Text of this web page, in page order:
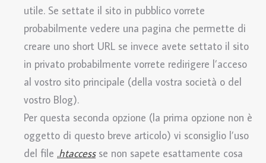
utile. Se settate il sito in pubblico vorrete
probabilmente vedere una pagina che permette di
creare uno short URL se invece avete settato il sito
in privato probabilmente vorrete redirigere l’acceso
al vostro sito principale (della vostra società o del
vostro Blog).
Per questa seconda opzione (la prima opzione non è
oggetto di questo breve articolo) vi sconsiglio l’uso
del file .htaccessse non sapete esattamente cosa